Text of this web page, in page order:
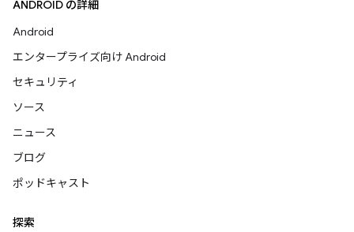
ANDROID の詳細
Android
エンタープライズ向け Android
セキュリティ
ソース
ニュース
ブログ
ポッドキャスト
探索